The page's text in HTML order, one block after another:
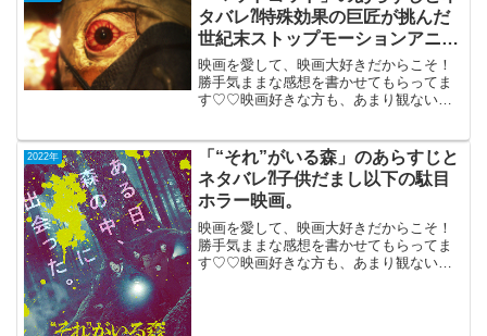
タバレ⁈特殊効果の巨匠が挑んだ
世紀末ストップモーションアニ
メ。
映画を愛して、映画大好きだからこそ！
勝手気ままな感想を書かせてもらってま
す♡♡映画好きな方も、あまり観ない方
殊効果の巨匠が挑んだ世紀末ストップモ
ー...
2022年
「“それ”がいる森」のあらすじと
ネタバレ⁈子供だまし以下の駄目
ホラー映画。
映画を愛して、映画大好きだからこそ！
勝手気ままな感想を書かせてもらってま
す♡♡映画好きな方も、あまり観ない方